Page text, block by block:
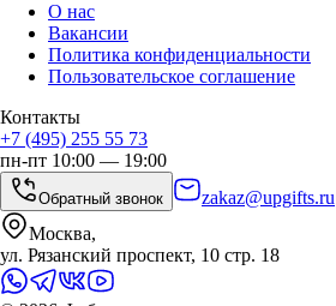
О нас
Вакансии
Политика конфиденциальности
Пользовательское соглашение
Контакты
+7 (495) 255 55 73
пн-пт 10:00 — 19:00
Обратный звонок
zakaz@upgifts.ru
Москва,
ул. Рязанский проспект, 10 стр. 18